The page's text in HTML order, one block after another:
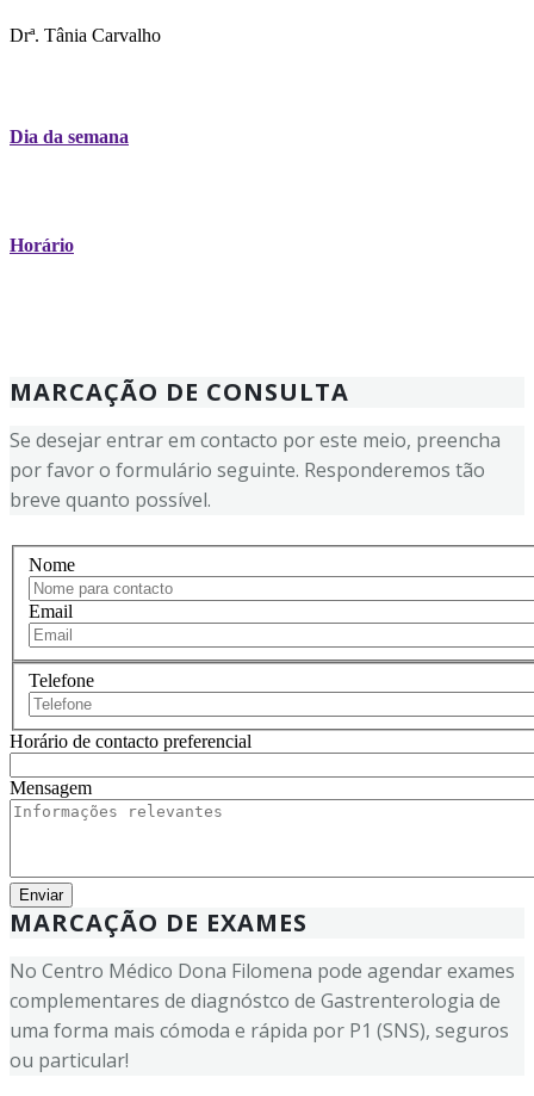
Drª. Tânia Carvalho
Dia da semana
Horário
MARCAÇÃO DE CONSULTA
Se desejar entrar em contacto por este meio, preencha
por favor o formulário seguinte. Responderemos tão
breve quanto possível.
Nome
Email
Telefone
Horário de contacto preferencial
Mensagem
MARCAÇÃO DE EXAMES
No Centro Médico Dona Filomena pode agendar exames
complementares de diagnóstco de Gastrenterologia de
uma forma mais cómoda e rápida por P1 (SNS), seguros
ou particular!